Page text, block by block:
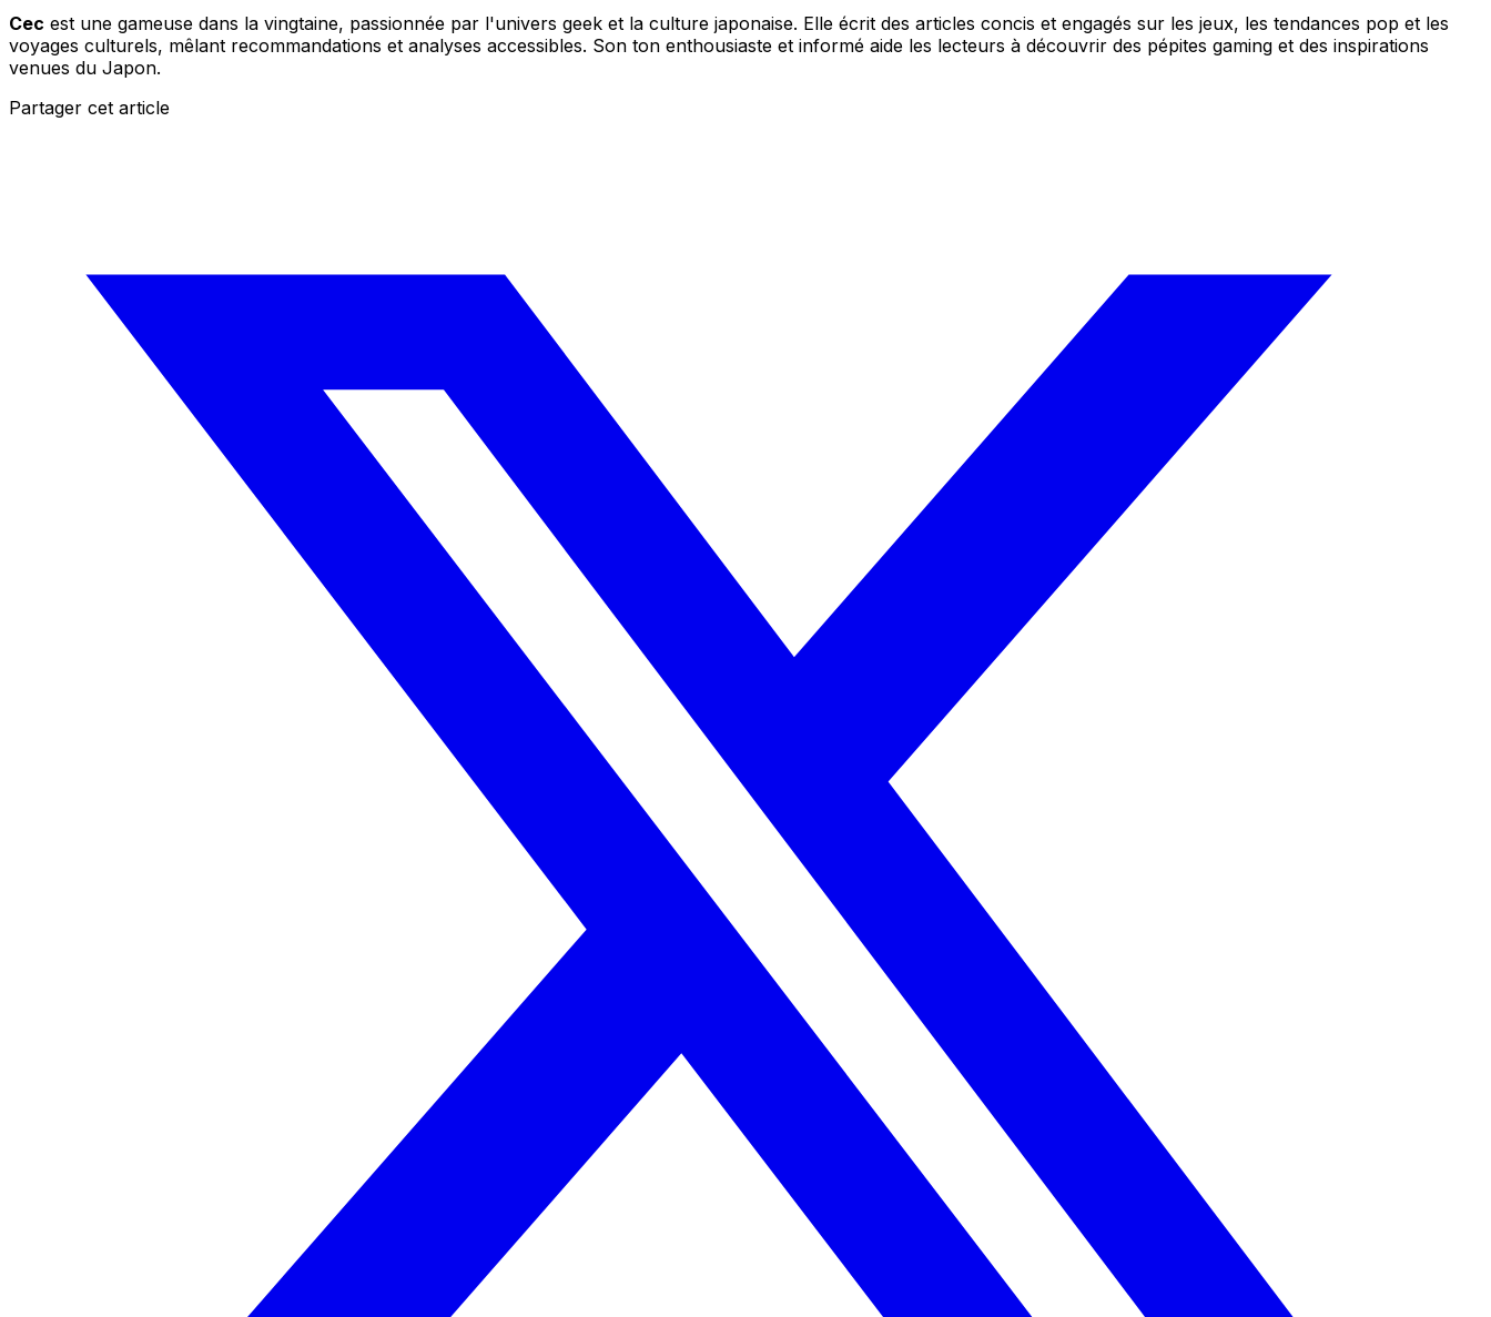
Cec est une gameuse dans la vingtaine, passionnée par l'univers geek et la culture japonaise. Elle écrit des articles concis et engagés sur les jeux, les tendances pop et les
voyages culturels, mêlant recommandations et analyses accessibles. Son ton enthousiaste et informé aide les lecteurs à découvrir des pépites gaming et des inspirations
venues du Japon.
Partager cet article